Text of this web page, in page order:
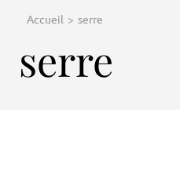
Accueil > serre
serre